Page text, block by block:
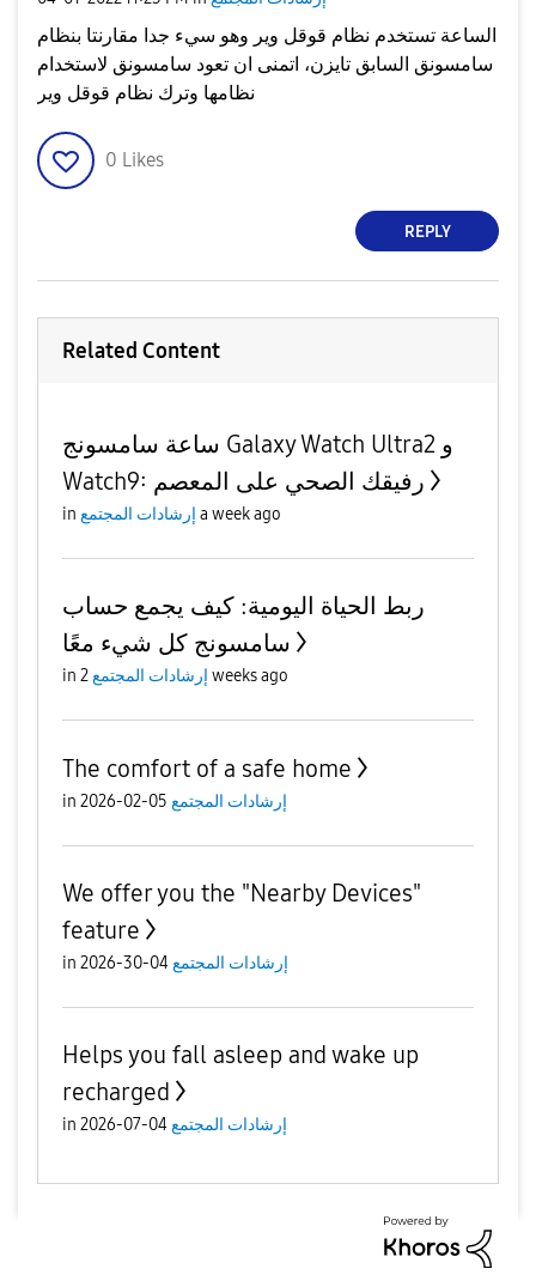
الساعة تستخدم نظام قوقل وير وهو سيء جدا مقارنتا بنظام
سامسونق السابق تايزن، اتمنى ان تعود سامسونق لاستخدام
نظامها وترك نظام قوقل وير
0 Likes
REPLY
Related Content
ساعة سامسونج Galaxy Watch Ultra2 و
Watch9: رفيقك الصحي على المعصم
in إرشادات المجتمع a week ago
ربط الحياة اليومية: كيف يجمع حساب
سامسونج كل شيء معًا
in إرشادات المجتمع 2 weeks ago
The comfort of a safe home
in إرشادات المجتمع 05-02-2026
We offer you the "Nearby Devices"
feature
in إرشادات المجتمع04-30-2026
Helps you fall asleep and wake up
recharged
in إرشادات المجتمع04-07-2026